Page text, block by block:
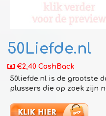
50Liefde.nl
€2,40 CashBack
50liefde.nl is de grootste
plussers die op zoek zijn